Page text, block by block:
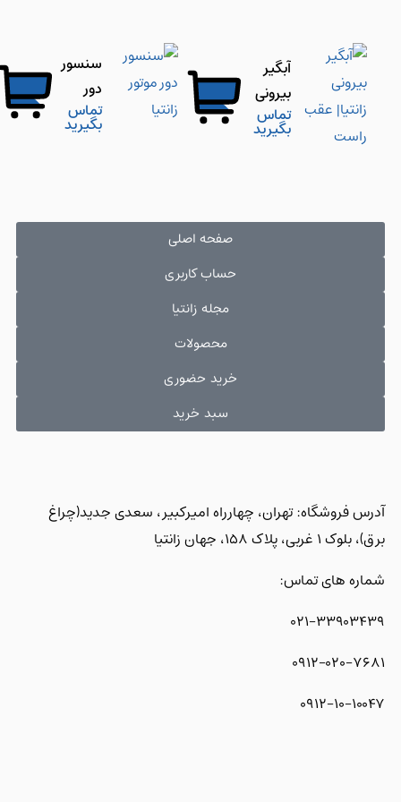
آبگیر
بیرونی
زانتیا|
عقب
تماس
بگیرید
سنسور
دور
موتور
زانتیا
تماس
بگیرید
صفحه اصلی
حساب کاربری
مجله زانتیا
محصولات
خرید حضوری
سبد خرید
آدرس فروشگاه: تهران، چهارراه امیرکبیر، سعدی جدید(چراغ
برق)، بلوک 1 غربی، پلاک 158، جهان زانتیا
شماره های تماس:
021-33903439
0912-020-7681
0912-10-10047